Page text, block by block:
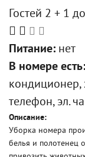
Гостей 2 + 1
Питание: нет
В номере есть:
кондиционер,
телефон, эл.
Описание:
Уборка номера
белья и полотенец